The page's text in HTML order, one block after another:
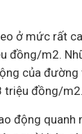
ở mức rất
đồng/m2.
của đường
triệu đồng/m2.
động